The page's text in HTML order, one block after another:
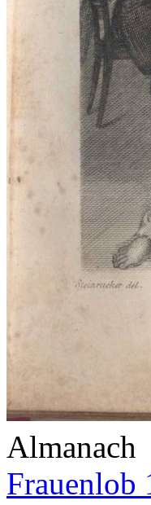
Almanach
Frauenlob